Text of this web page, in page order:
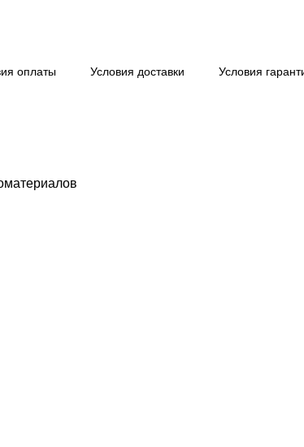
оплаты Условия доставки Условия